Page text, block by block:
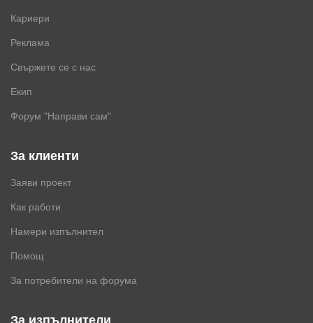
Кариери
Реклама
Свържете се с нас
Екип
Форум "Направи сам"
За клиенти
Заяви проект
Как работи
Намери изпълнител
Помощ
За потребители на форума
За изпълнители